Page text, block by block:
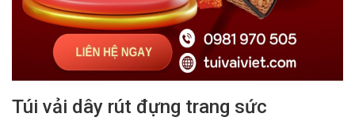
Túi vải dây rút đựng trang sức